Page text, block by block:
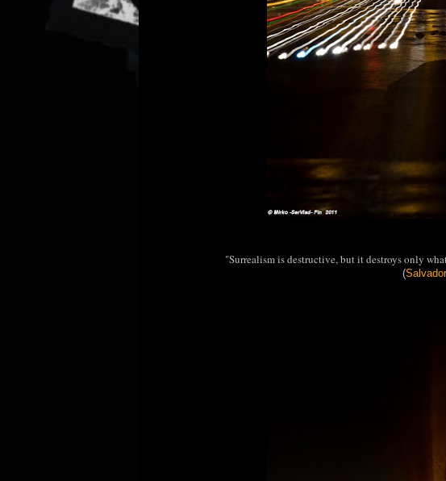
"Surrealism is destructive, but it destroys only
(